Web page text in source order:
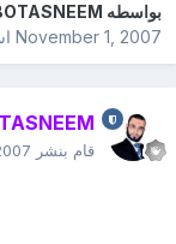
بواسطه
November 1, 2007
قام بنشر